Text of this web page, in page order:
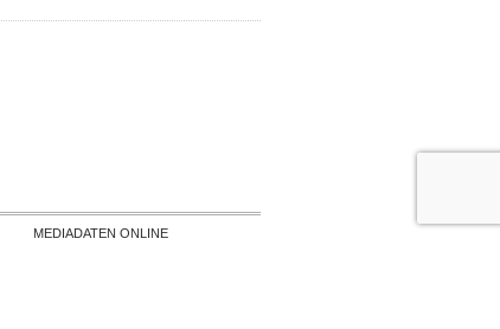
MEDIADATEN ONLINE